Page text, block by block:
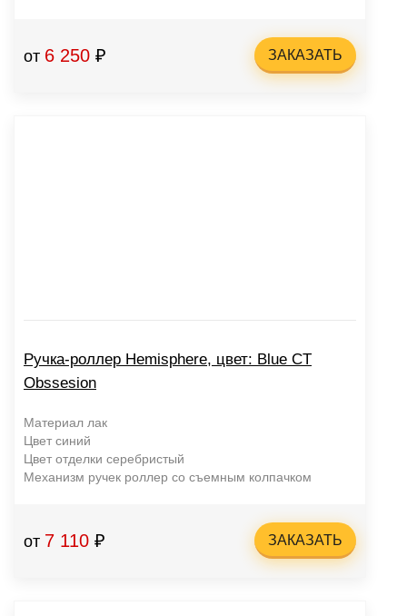
от 6 250 ₽ ЗАКАЗАТЬ
Ручка-роллер Hemisphere, цвет: Blue CT
Obssesion
Материал лак
Цвет синий
Цвет отделки серебристый
Механизм ручек роллер со съемным колпачком
от 7 110 ₽ ЗАКАЗАТЬ